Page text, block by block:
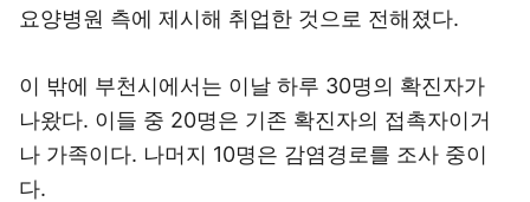
요양병원 측에 제시해 취업한 것으로 전해졌다.
이 밖에 부천시에서는 이날 하루 30명의 확진자가
나왔다. 이들 중 20명은 기존 확진자의 접촉자이거
나 가족이다. 나머지 10명은 감염경로를 조사 중이
다.